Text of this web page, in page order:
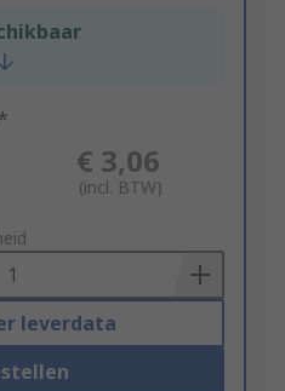
€ 3,06
(incl. BTW)
leverdata